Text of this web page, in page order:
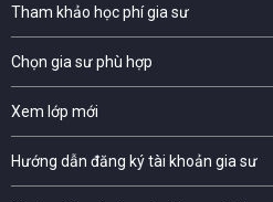
Tham khảo học phí gia sư
Chọn gia sư phù hợp
Xem lớp mới
Hướng dẫn đăng ký tài khoản gia sư